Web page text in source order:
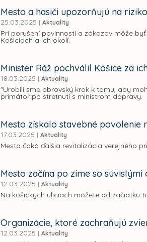
Mesto a hasiči upozorňujú na
25.03.2025 | Aktuality
Pri porušení povinností a zákazov môže
Košiciach a ich okolí.
Minister Ráž pochválil Košice za
18.03.2025 | Aktuality
"Urobili sme obrovský krok k tomu, aby
primátor po stretnutí s ministrom dopravy.
Mesto získalo stavebné povolenie
17.03.2025 | Aktuality
Mesto čaká ďalšia revitalizácia verejného
Mesto začína po zime so
12.03.2025 | Aktuality
Na košických uliciach môžete od začiatku
Organizácie, ktoré zachraňujú
12.03.2025 | Aktuality